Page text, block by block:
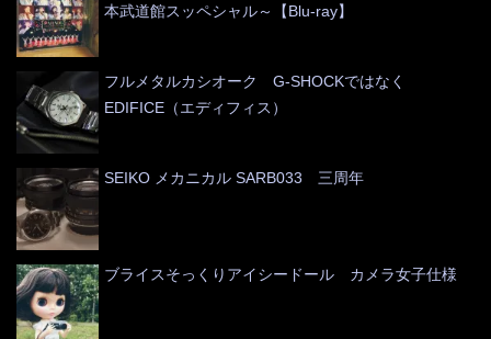
本武道館スッペシャル～【Blu-ray】
フルメタルカシオーク G-SHOCKではなく
EDIFICE（エディフィス）
SEIKO メカニカル SARB033 三周年
ブライスそっくりアイシードール カメラ女子仕様